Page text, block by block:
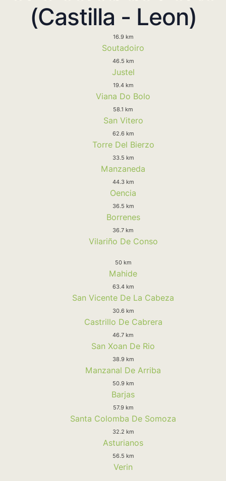
(Castilla - Leon)
16.9 km
Soutadoiro
46.5 km
Justel
19.4 km
Viana Do Bolo
58.1 km
San Vitero
62.6 km
Torre Del Bierzo
33.5 km
Manzaneda
44.3 km
Oencia
36.5 km
Borrenes
36.7 km
Vilariño De Conso
50 km
Mahide
63.4 km
San Vicente De La Cabeza
30.6 km
Castrillo De Cabrera
46.7 km
San Xoan De Rio
38.9 km
Manzanal De Arriba
50.9 km
Barjas
57.9 km
Santa Colomba De Somoza
32.2 km
Asturianos
56.5 km
Verin